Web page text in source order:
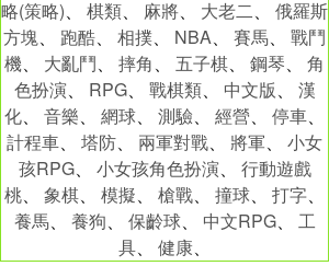
略(策略)、 棋類、 麻將、 大老二、 俄羅斯
方塊、 跑酷、 相撲、 NBA、 賽馬、 戰鬥
機、 大亂鬥、 摔角、 五子棋、 鋼琴、 角
色扮演、 RPG、 戰棋類、 中文版、 漢
化、 音樂、 網球、 測驗、 經營、 停車、
計程車、 塔防、 兩軍對戰、 將軍、 小女
孩RPG、 小女孩角色扮演、 行動遊戲
桃、 象棋、 模擬、 槍戰、 撞球、 打字、
養馬、 養狗、 保齡球、 中文RPG、 工
具、 健康、